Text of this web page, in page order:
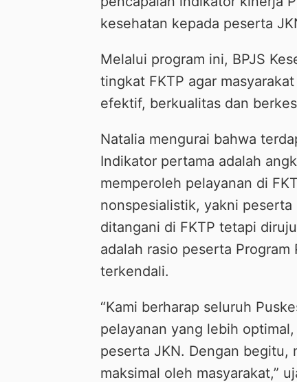
kesehatan kepada peserta
Melalui program ini, BPJS
tingkat FKTP agar
efektif, berkualitas dan
Natalia mengurai bahwa
Indikator pertama adalah
memperoleh pelayanan di
nonspesialistik, yakni
ditangani di FKTP tetapi
adalah rasio peserta
terkendali.
“Kami berharap seluruh
pelayanan yang lebih
peserta JKN. Dengan begitu,
maksimal oleh masyarakat,”